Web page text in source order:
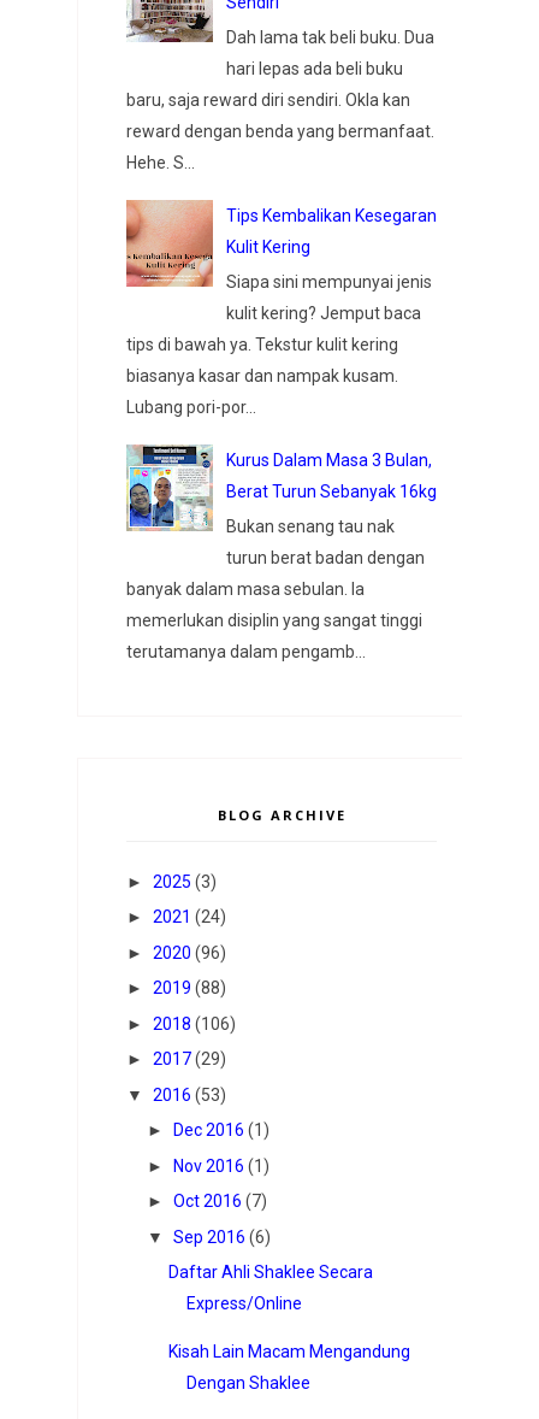
Dah lama tak beli buku. Dua
hari lepas ada beli buku
baru, saja reward diri sendiri. Okla kan
reward dengan benda yang bermanfaat.
Hehe. S...
Tips Kembalikan Kesegaran
Kulit Kering
Siapa sini mempunyai jenis
kulit kering? Jemput baca
tips di bawah ya. Tekstur kulit kering
biasanya kasar dan nampak kusam.
Lubang pori-por...
Kurus Dalam Masa 3 Bulan,
Berat Turun Sebanyak 16kg
Bukan senang tau nak
turun berat badan dengan
banyak dalam masa sebulan. Ia
memerlukan disiplin yang sangat tinggi
terutamanya dalam pengamb...
BLOG ARCHIVE
► 2025 (3)
► 2021 (24)
► 2020 (96)
► 2019 (88)
► 2018 (106)
► 2017(29)
▼
2016 (53)
►
Dec 2016 (1)
►
Nov 2016 (1)
► Oct 2016 (7)
▼
Sep 2016 (6)
Daftar Ahli Shaklee Secara
Express/Online
Kisah Lain Macam Mengandung
Dengan Shaklee